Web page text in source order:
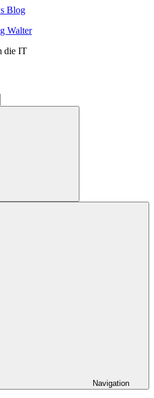
Walter
die IT
Navigation